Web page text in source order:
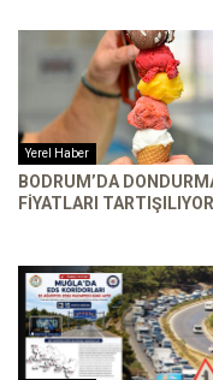
Yerel Haber
BODRUM’DA
FIYATLARI TARTIŞILIYOR